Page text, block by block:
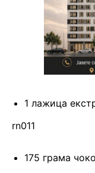
1 лажица
rn011
175 грама